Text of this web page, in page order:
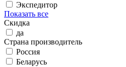
Экспедитор
Показать все
Скидка
да
Страна производитель
Россия
Беларусь